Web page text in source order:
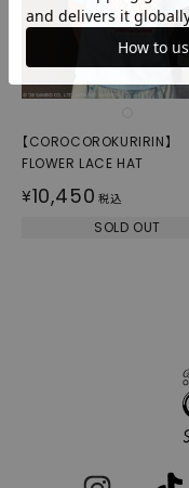
【COROCOROKURIRIN】
FLOWER LACE HAT
¥10,450 税込
SOLD OUT